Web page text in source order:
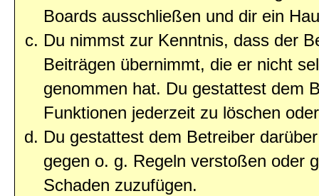
Boards ausschließen und dir ein
Du nimmst zur Kenntnis, dass der
Beiträgen übernimmt, die er nicht
genommen hat. Du gestattest dem
Funktionen jederzeit zu löschen
Du gestattest dem Betreiber
gegen o. g. Regeln verstoßen oder
Schaden zuzufügen.